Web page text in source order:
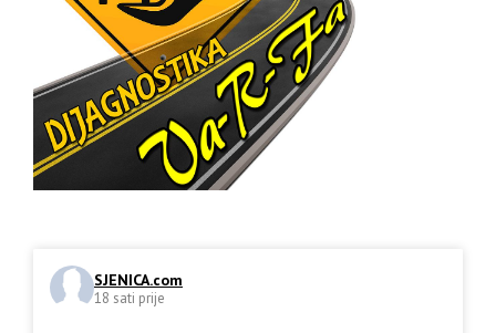
SJENICA.com
18 sati prije